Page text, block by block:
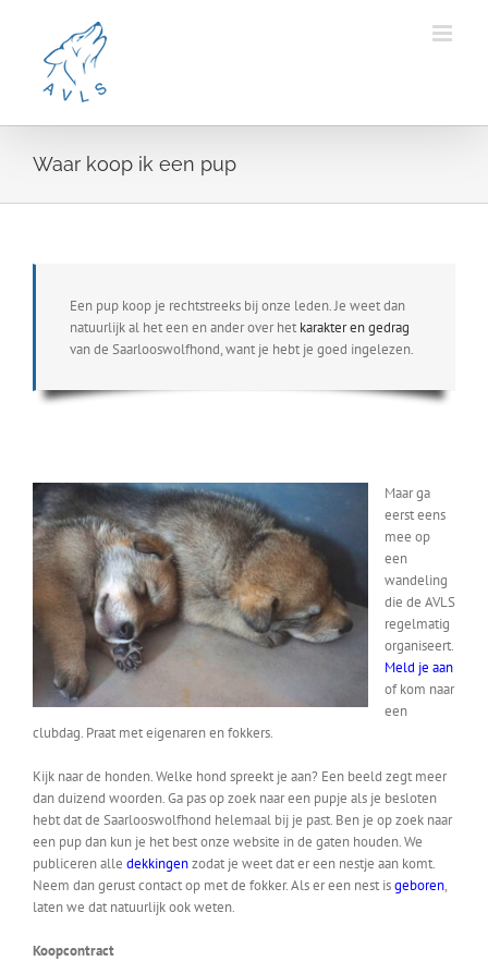
Waar koop ik een pup
Een pup koop je rechtstreeks bij onze leden. Je weet dan
natuurlijk al het een en ander over het karakter en gedrag
van de Saarlooswolfhond, want je hebt je goed ingelezen.
Maar ga
eerst eens
mee op
een
wandeling
die de AVLS
regelmatig
organiseert.
Meld je aan
of kom naar
een
clubdag. Praat met eigenaren en fokkers.
Kijk naar de honden. Welke hond spreekt je aan? Een beeld zegt meer
dan duizend woorden. Ga pas op zoek naar een pupje als je besloten
hebt dat de Saarlooswolfhond helemaal bij je past. Ben je op zoek naar
een pup dan kun je het best onze website in de gaten houden. We
publiceren alle dekkingenzodat je weet dat er een nestje aan komt.
Neem dan gerust contact op met de fokker. Als er een nest isgeboren,
laten we dat natuurlijk ook weten.
Koopcontract